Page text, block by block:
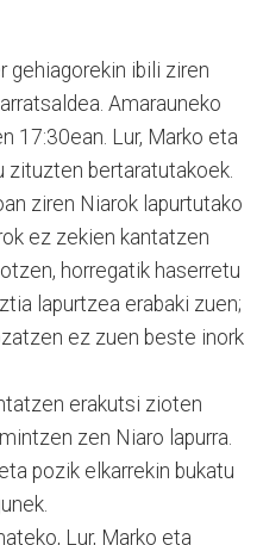
gehiagorekin ibili ziren
Amarauneko
17:30ean. Lur, Marko eta
zituzten bertaratutakoek.
ziren Niarok lapurtutako
ez zekien kantatzen
horregatik haserretu
lapurtzea erabaki zuen;
ez zuen beste inork
erakutsi zioten
zen Niaro lapurra.
pozik elkarrekin bukatu
Lur, Marko eta